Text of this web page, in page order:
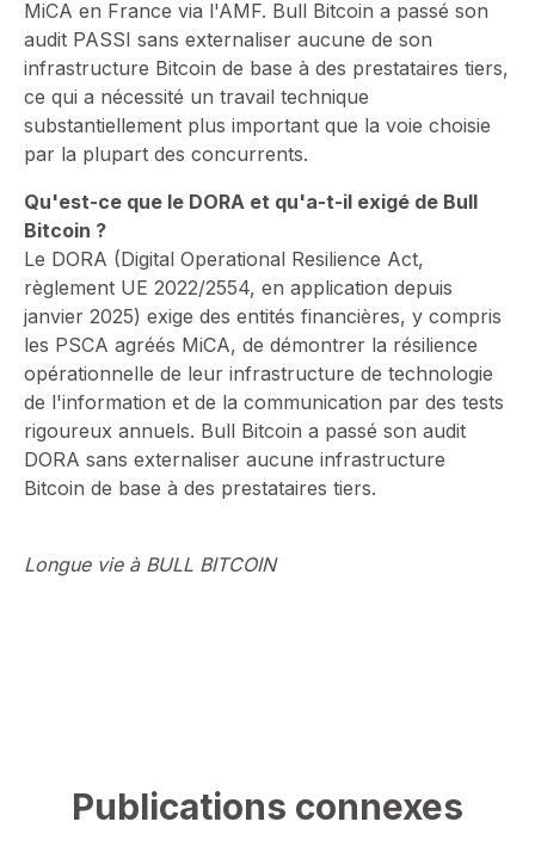
MiCA en France via l'AMF. Bull Bitcoin a passé son
audit PASSI sans externaliser aucune de son
infrastructure Bitcoin de base à des prestataires tiers,
ce qui a nécessité un travail technique
substantiellement plus important que la voie choisie
par la plupart des concurrents.
Qu'est-ce que le DORA et qu'a-t-il exigé de Bull
Bitcoin ?
⁠Le DORA (Digital Operational Resilience Act,
règlement UE 2022/2554, en application depuis
janvier 2025) exige des entités financières, y compris
les PSCA agréés MiCA, de démontrer la résilience
opérationnelle de leur infrastructure de technologie
de l'information et de la communication par des tests
rigoureux annuels. Bull Bitcoin a passé son audit
DORA sans externaliser aucune infrastructure
Bitcoin de base à des prestataires tiers.
⁠Longue vie à BULL BITCOIN
Publications connexes